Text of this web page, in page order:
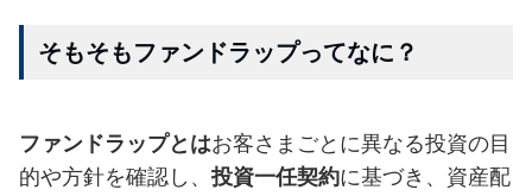
そもそもファンドラップってなに？
ファンドラップとはお客さまごとに異なる投資の目
的や方針を確認し、投資一任契約に基づき、資産配